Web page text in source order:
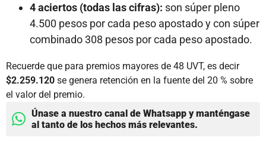
4 aciertos (todas las cifras): son súper pleno
4.500 pesos por cada peso apostado y con súper
combinado 308 pesos por cada peso apostado.
Recuerde que para premios mayores de 48 UVT, es decir
$2.259.120 se genera retención en la fuente del 20 % sobre
el valor del premio.
Únase a nuestro canal de Whatsapp y manténgase
al tanto de los hechos más relevantes.